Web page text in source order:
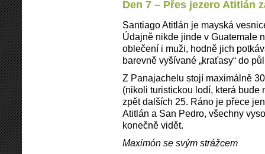
Den 7 – Přes jezero Atitlán
Santiago Atitlán je mayská
Údajně nikde jinde v Guatemale
oblečení i muži, hodně jich
barevně vyšívané „kraťasy“ do
Z Panajachelu stojí maximálně
(nikoli turistickou lodí, která bude
zpět dalších 25. Ráno je přece
Atitlán a San Pedro, všechny
konečně vidět.
Maximón se svým strážcem